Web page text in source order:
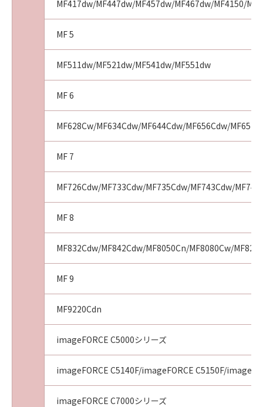
用すること、またはその他キヤノンが不適切と
判断する目的で利用することはできません。ま
せん。
３．情報送信および利用の承諾
ーネットを通じてキヤノンまたはキヤノンが指
定した第三者のサーバーにアクセスした場合
に、「ソフトウェア」が、お客様の使用する
「プリンター」、「許諾ソフトウェア」および
お客様のご利用端末等に関する情報を送信する
場合があります。お客様は、キヤノン、キヤノ
ンの子会社、それらの販売代理店および販売店
が、お客様から送信されたこれらの情報を、(1)
お客様の使用環境に適合した情報・データをお
(2)今後の製品開発や品質・サービスの向上のた
めに分析し、利用する場合があることを了解
情報にお客様の個人情報が含まれる場合、キヤ
ノンは、お客様の国または地域で適用される法
の要請に従い、お客様の同意を取得したうえ
で、キヤノンのプライバシーポリシーに従っ
て、これらを適切に取り扱います。
４．保証の否認および免責
(1) 「許諾ソフトウェア」は、『現状のまま
（AS-IS）』の状態で使用許諾されます。キヤノ
ン、キヤノンの子会社、それらの販売代理店お
MF417dw/MF447dw/MF457dw/MF467dw/MF4150/
MF 5
MF511dw/MF521dw/MF541dw/MF551dw
MF 6
MF628Cw/MF634Cdw/MF644Cdw/MF656Cdw/
MF 7
MF726Cdw/MF733Cdw/MF735Cdw/MF743Cdw/
MF 8
MF832Cdw/MF842Cdw/MF8050Cn/MF8080Cw/
MF 9
MF9220Cdn
imageFORCE C5000シリーズ
imageFORCE C5140F/imageFORCE C5150F/
imageFORCE C7000シリーズ